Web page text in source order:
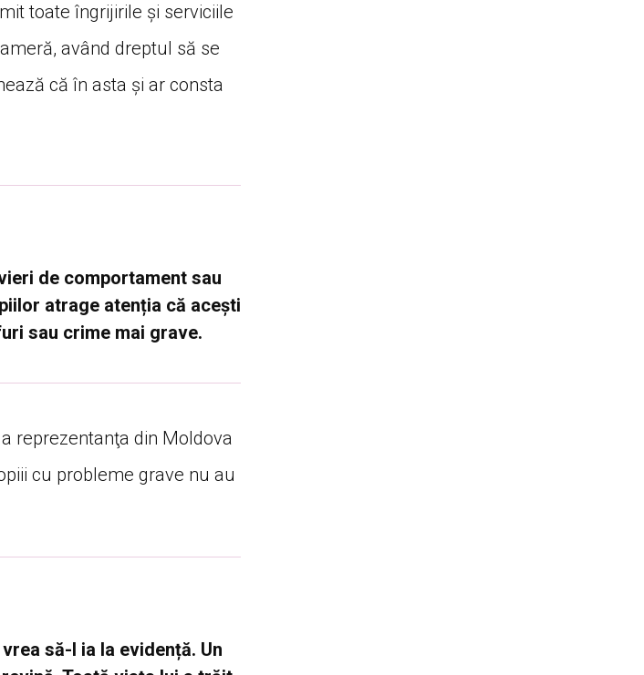
toate îngrijirile și serviciile
având dreptul să se
că în asta și ar consta
de comportament sau
atrage atenția că acești
sau crime mai grave.
reprezentanţa din Moldova
cu probleme grave nu au
să-l ia la evidență. Un